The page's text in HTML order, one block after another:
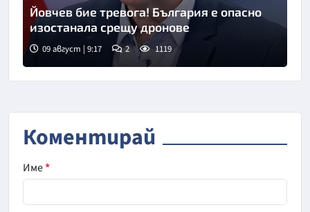
Снимка: бТВ
Йовчев бие тревога! България е опасно
изостанала срещу дронове
09 август | 9:17 2 1119
Коментирай
Име*